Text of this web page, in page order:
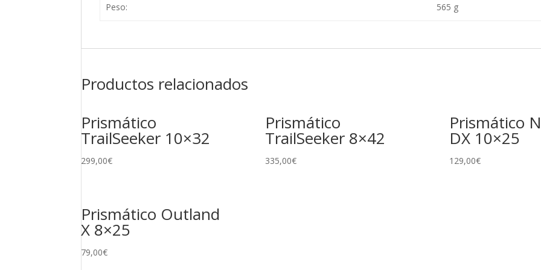
Peso: 565 g
Productos relacionados
Prismático
TrailSeeker 10×32
299,00€
Prismático
TrailSeeker 8×42
335,00€
Prismático
DX 10×25
129,00€
Prismático Outland
X 8×25
79,00€